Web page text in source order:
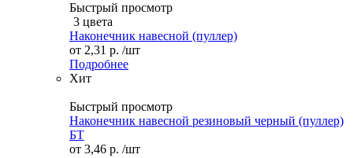
Быстрый просмотр
3 цвета
Наконечник навесной (пуллер)
от 2,31 р. /шт
Подробнее
Хит
Быстрый просмотр
Наконечник навесной резиновый черный (пуллер)
БТ
от 3,46 р. /шт